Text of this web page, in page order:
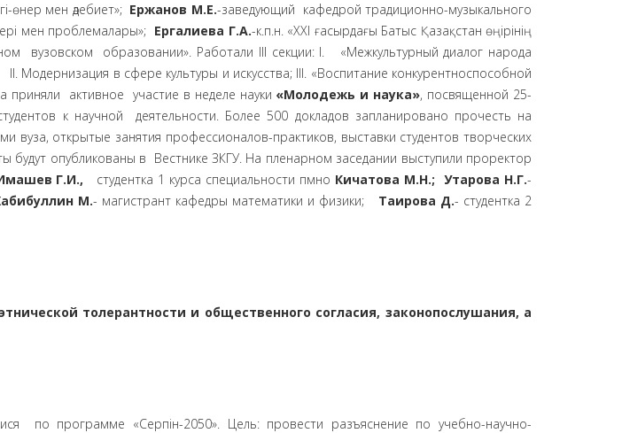
өнер мен әдебиет»; Ержанов М.Е.-заведующий кафедрой традиционно-музыкального
мен проблемалары»; Ергалиева Г.А.-к.п.н. «XXI ғасырдағы Батыс Қазақстан өңірінің
вузовском образовании». Работали III секции: I. «Межкультурный диалог народа
Модернизация в сфере культуры и искусства; III. «Воспитание конкурентноспособной
приняли активное участие в неделе науки «Молодежь и наука», посвященной 25-
к научной деятельности. Более 500 докладов запланировано прочесть на
вуза, открытые занятия профессионалов-практиков, выставки студентов творческих
опубликованы в Вестнике ЗКГУ. На пленарном заседании выступили проректор
Г.И., студентка 1 курса специальности пмно Кичатова М.Н.; Утарова Н.Г.-
М.- магистрант кафедры математики и физики; Таирова Д.- студентка 2
толерантности и общественного согласия, законопослушания, а
во встрече участников республиканской акции «Ұлы дала елі», посвященном 550-летию казахского ханства. Цель: принять активное участие в мероприятии, которое проходит в год 550-летию казахского ханства. Студенты приветствовали участников республиканской акции, в числе которых государственные, общественные деятели, поэты, ученые. На митинге выступил заместитель акима области Макен Б.М. призвал молодежь быть в центре всех исторических дел, связанных с знаменательными датами основания государственности. Такие мероприятия вызывают чувство гордости за свою страну.(21.09.2015 г.). Студенты университета приняли участие в юбилейном мероприятии, посвященном 90-летию Х.А.Сафина, который состоялся в областной филармонии. Цель: на примере известных, заслуженных в области деятелей воспитать молодое поколение. Жизнь Х.А.Сафина является примером для молодежи. Ветеран Великой Отечественной войны, общественный деятель, учитель по профессии Х.А.Сафин в данное время является активным членом Совета ветеранов области. Свой 90-летний юбилей встретил с большими успехами в трудовом, жизненном пути. Его биография- яркий пример для молодежи. Студенты с восхищением восприняли трудовой и творческий путь ветерана войны и тыла Сафина Х.А. - как примера в их будущем.(22.09.2015 г.). Студенты и преподаватели приняли участие в областной научно-практической конференции «Мәңгілік ел жалпы ұлттық идеясы-тұрақты дамудың кепілі». Цель: получить информацию по данной теме, расширить круг знаний. Выступление ученых, общественных деятелей по теме сохранения мира, согласия весьма актуальны при формировании личности будущего профессионала. Полученный опыт будет востребован в процессе обучения и становления его как специалиста.(25.09.2015 г.). В университете прошли ежегодные «Ивановские чтения-2015» на базе естественно-географического факультета. Цель: обеспечить преемственность между поколениями, продолжить формы работы ведущего ученого В.В.Иванова, совершенствовать методы исследования с точки зрения современной науки. Доклады ученых, представленные на конференцию актуальны, это исследования почвенных покровов на газодобывающем комбинате, использование нефтяных продуктов на производстве. Для студентов данное мероприятие дает возможность узнать о видном ученом В.В.Иванове, о его школе, о направлениях в работе.(25.09.2015 г.). Факультет истории, экономики и права провел мероприятие, посвященное Дню языков «Тіл мәртебесі-ел мәртебесі». Цель: провести мероприятие для студентов, расширить кругозор, дать сведения, которые будут необходимы в профессиональной деятельности. Преподаватели и студенты подготовили мероприятие, касающиеся развитию языка в Республике Казахстан. В программе: доклады ученых, литературно-музыкальная коспозиция «Қазақ тілім-менің айбыным». Мероприятие необходимо для обучаемых в последующем для их будущего -становления личности. (26.09.2015 г.). Проректор по воспитательной работе и социальным вопросам Даришева Т.М. приняла участие в работе круглого стола на тему: «Казахстан и международное образование: перспективы взамодействия», в работе семинара совещания «Серпін-2050», который провел координатор программы Абенов М.А. в г.Астане. Цель: принять участие, получить опыт по работе с участниками программы «Мәңгілік ел жастары - индустрияға». На семинар-совещании были затронуты вопросы о предоставлении образовательных услуг участникам республиканской программы «Серпін-2050», даны рекомендации по дальнейшей работе с обучаемыми по программе «Серпін-2050». По окончании мероприятия был подписан меморандум с Палатой предпринимателей Атамекен. В меморандуме подчеркивается, что важной задачей является подготовка востребованных кадров вузами РК и последующее трудоустройство выпускников данной программы. Полученные рекомендации будут использованы в работе с участниками программы.(26-30.09.2015 г.). Студенты университета приняли участие в мероприятие, посвященном Дню языков в рамках Года Ассамблеи, посвященного 95-летию Ж.Молдагалиева, который прошел в универсальной библиотеке им.Ж.Молдагалиева. Цель: принять участие для приобретения опыта. Студенты ежегодно участвуют в «Жубановских чтениях» получают оценку за достигнутые успехи, познают в ходе мероприятии множество новых граней поэта. Образ поэта Ж.Молдагалиева является ярким примером для будущих профессионалов.(05.10.2015 г.). Педагогический факультет провел праздичное мероприятие «Ұстаз-аты биік, әрі мәңгілік». Цель: обеспечить преемственность в подготовке кадров, подчеркнуть важность профессии Учителя. Праздничное мероприятие проходило с участием ветеранов-педагогов, которые посвятили свою жизнь профессии Учителя. Привить все качества, присущие благородной профессии Учителя. Воспитать любовь и ответственность за избранное дело.(30.09.2015 г.). Центр «Махамбет» провел декаду, посвященную формированию патриотичных профессионалов. В цикл мероприятий вошли: интеллектуальный шоу, вечер кюев произведений Махамбета; айтыс молодых акынов; фото-выставка «По следам великого батыра Махамбета»; методический семинар. Цель: вовлечь студентов в мир Махамбета, воспитать патриотов, любя